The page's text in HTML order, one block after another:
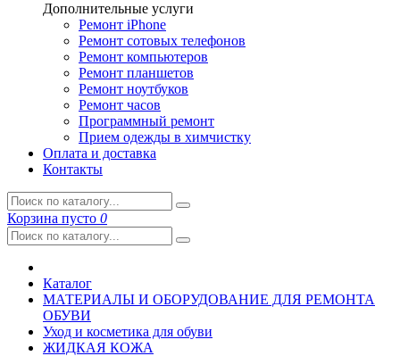
Дополнительные услуги
Ремонт iPhone
Ремонт сотовых телефонов
Ремонт компьютеров
Ремонт планшетов
Ремонт ноутбуков
Ремонт часов
Программный ремонт
Прием одежды в химчистку
Оплата и доставка
Контакты
Корзина пусто 0
Каталог
МАТЕРИАЛЫ И ОБОРУДОВАНИЕ ДЛЯ РЕМОНТА
ОБУВИ
Уход и косметика для обуви
ЖИДКАЯ КОЖА